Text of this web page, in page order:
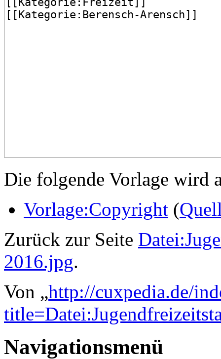
Die folgende Vorlage wird
Vorlage:Copyright (
Zurück zur Seite
2016.jpg.
Von „http://cuxpedia.de/
Navigationsmenü